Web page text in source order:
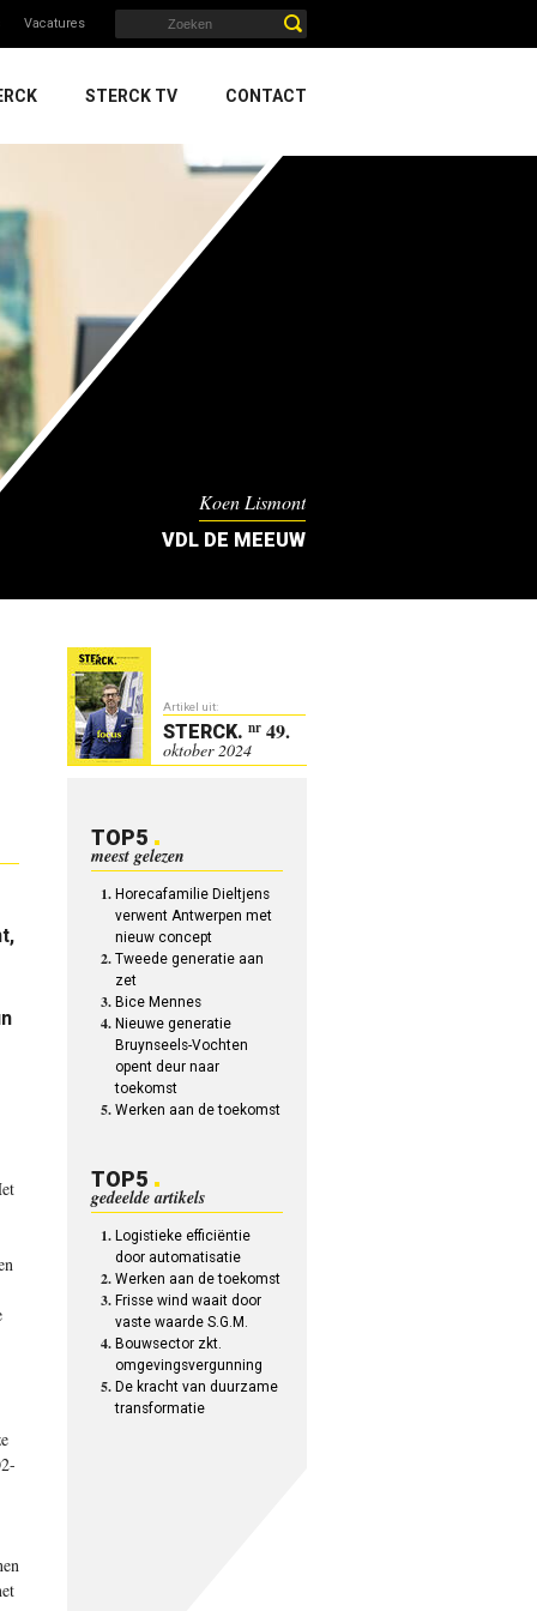
Vacatures
STERCK TV CONTACT
Koen Lismont
VDL DE MEEUW
Artikel uit:
STERCK. nr 49.
oktober 2024
TOP5
meest gelezen
Horecafamilie Dieltjens
verwent Antwerpen met
nieuw concept
Tweede generatie aan
zet
Bice Mennes
Nieuwe generatie
Bruynseels-Vochten
opent deur naar
toekomst
Werken aan de toekomst
TOP5
gedeelde artikels
Logistieke efficiëntie
door automatisatie
Werken aan de toekomst
Frisse wind waait door
vaste waarde S.G.M.
Bouwsector zkt.
omgevingsvergunning
De kracht van duurzame
transformatie